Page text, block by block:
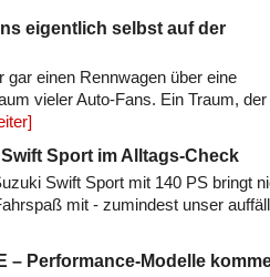
eigentlich selbst auf der
gar einen Rennwagen über eine
vieler Auto-Fans. Ein Traum,
Sport im Alltags-Check
Swift Sport mit 140 PS bringt
mit - zumindest unser
– Performance-Modelle